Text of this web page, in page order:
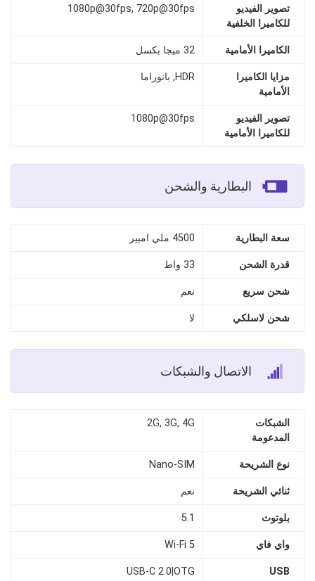
تصوير الفيديو
للكاميرا الخلفية
1080p@30fps, 720p@30fps
الكاميرا الأمامية 32 ميجا بكسل
مزايا الكاميرا
الأمامية
HDR, بانوراما
تصوير الفيديو
للكاميرا الأمامية
1080p@30fps
البطارية والشحن
سعة البطارية 4500 ملي امبير
قدرة الشحن 33 واط
شحن سريع نعم
شحن لاسلكي لا
الاتصال والشبكات
الشبكات
المدعومة
2G, 3G, 4G
نوع الشريحة Nano‑SIM
ثنائي الشريحة نعم
بلوتوث 5.1
واي فاي Wi‑Fi 5
USB
USB‑C 2.0|OTG